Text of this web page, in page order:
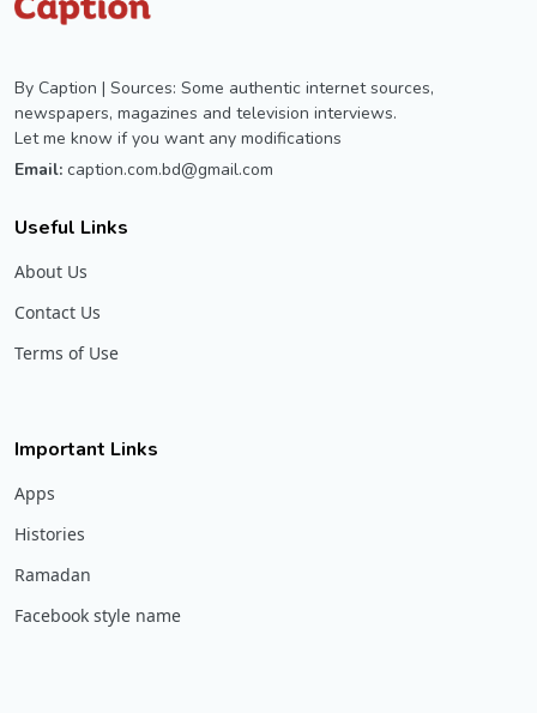
By Caption | Sources: Some authentic internet sources,
newspapers, magazines and television interviews.
Let me know if you want any modifications
Email: caption.com.bd@gmail.com
Useful Links
About Us
Contact Us
Terms of Use
Important Links
Apps
Histories
Ramadan
Facebook style name